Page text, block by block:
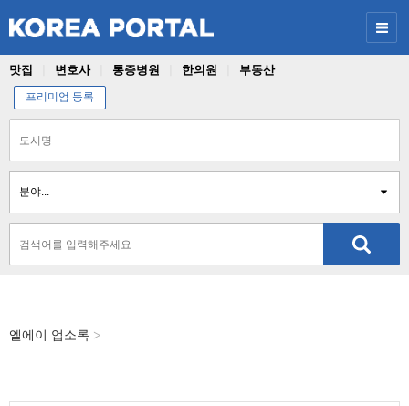
맛집 변호사 통증병원 한의원 부동산
프리미엄 등록
엘에이 업소록 >